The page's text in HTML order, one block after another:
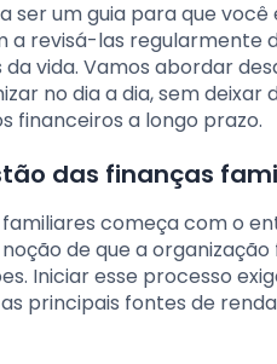
ser um guia para que
a revisá-las regularmente
vida. Vamos abordar
no dia a dia, sem
financeiros a longo prazo.
das finanças
começa com o
de que a
Iniciar esse processo
principais fontes de